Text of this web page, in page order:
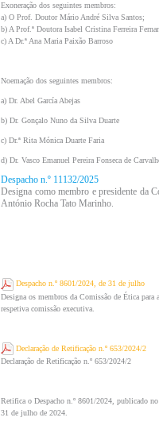
Exoneração dos seguintes membros:
a) O Prof. Doutor Mário André Silva Santos;
b) A Prof.ª Doutora Isabel Cristina Ferreira
c) A Dr.ª Ana Maria Paixão Barroso
Noemação dos seguintes membros:
a) Dr. Abel García Abejas
b) Dr. Gonçalo Nuno da Silva Duarte
c) Dr.ª Rita Mónica Duarte Faria
d) Dr. Vasco Emanuel Pereira Fonseca de
Despacho n.º 11132/2025
Designa como membro e presidente da
António Rocha Tato Marinho.
Despacho n.º 8601/2024, de 31 de julho
Designa os membros da Comissão de Ética
respetiva comissão executiva.
Declaração de Retificação n.º 653/2024/2
Declaração de Retificação n.º 653/2024/2
Retifica o Despacho n.º 8601/2024, publicado
31 de julho de 2024.